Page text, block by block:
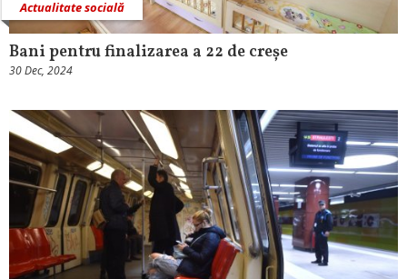
Actualitate socială
Bani pentru finalizarea a 22 de creșe
30 Dec, 2024